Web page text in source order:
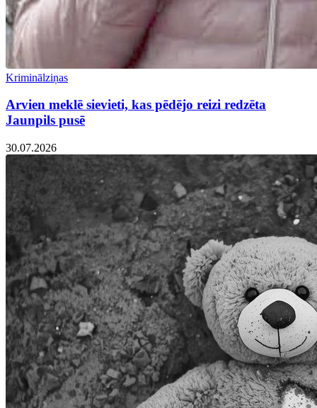
Kriminālziņas
Arvien meklē sievieti, kas pēdējo reizi redzēta
Jaunpils pusē
30.07.2026